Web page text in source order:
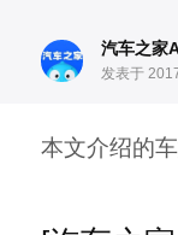
汽车之家
发表于
本文介绍的